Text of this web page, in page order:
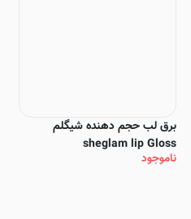
برق لب حجم دهنده شیگلم
sheglam lip Gloss
ناموجود